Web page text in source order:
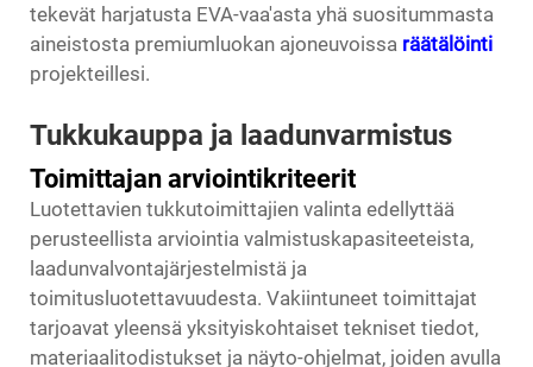
tekevät harjatusta EVA-vaa'asta yhä suositummasta
aineistosta premiumluokan ajoneuvoissa räätälöinti
projekteillesi.
Tukkukauppa ja laadunvarmistus
Toimittajan arviointikriteerit
Luotettavien tukkutoimittajien valinta edellyttää
perusteellista arviointia valmistuskapasiteeteista,
laadunvalvontajärjestelmistä ja
toimitusluotettavuudesta. Vakiintuneet toimittajat
tarjoavat yleensä yksityiskohtaiset tekniset tiedot,
materiaalitodistukset ja näyto-ohjelmat, joiden avulla